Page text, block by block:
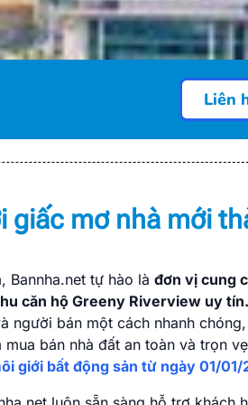
hộ Greeny
nhà đất, văn phòng,... uy tín tại
nối tin cậy cho hàng triệu người
sản minh bạch và sôi động.
Liên
giấc mơ nhà mới
Bannha.net tự hào là đơn vị cung
căn hộ Greeny Riverview uy tín.
người bán một cách nhanh
bán nhà đất an toàn và trọn
giới bất động sản từ ngày 01/01/